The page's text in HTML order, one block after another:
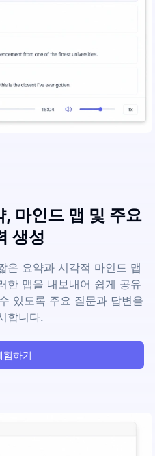
마인드 맵 및 주요
생성
은 요약과 시각적 마인드 맵
한 맵을 내보내어 쉽게 공유
있도록 주요 질문과 답변을
합니다.
험하기